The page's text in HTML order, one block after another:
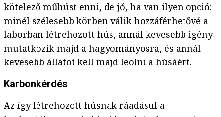
kötelező műhúst enni, de jó, ha van ilyen opció:
minél szélesebb körben válik hozzáférhetővé a
laborban létrehozott hús, annál kevesebb igény
mutatkozik majd a hagyományosra, és annál
kevesebb állatot kell majd leölni a húsáért.
Karbonkérdés
Az így létrehozott húsnak ráadásul a